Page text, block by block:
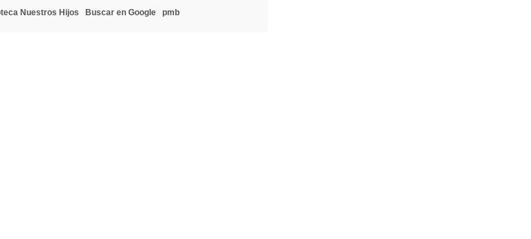
Nuestros Hijos Buscar en Google pmb